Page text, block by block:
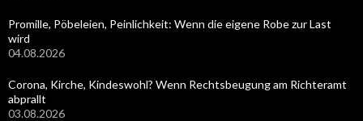
Promille, Pöbeleien, Peinlichkeit: Wenn die eigene Robe zur Last
wird
04.08.2026
Corona, Kirche, Kindeswohl? Wenn Rechtsbeugung am Richteramt
abprallt
03.08.2026